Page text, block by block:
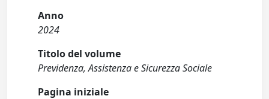
Anno
2024
Titolo del volume
Previdenza, Assistenza e Sicurezza Sociale
Pagina iniziale